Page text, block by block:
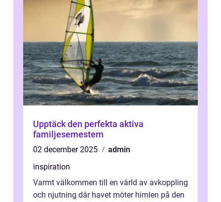
Upptäck den perfekta aktiva
familjesemestern
02 december 2025
admin
inspiration
Varmt välkommen till en värld av avkoppling
och njutning där havet möter himlen på den